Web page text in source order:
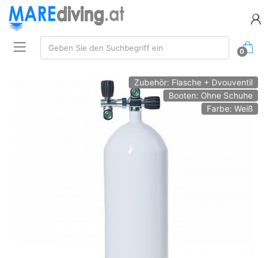
Suchen:
Geben Sie den Suchbegriff ein
0
Zubehör: Flasche + Dvouventil
Booten: Ohne Schuhe
Farbe: Weiß